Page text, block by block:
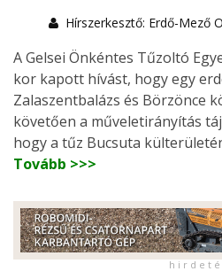
Hírszerkesztő: Erdő-Mező
A Gelsei Önkéntes Tűzoltó
kor kapott hívást, hogy egy
Zalaszentbalázs és Börzönce
követően a műveletirányítás
hogy a tűz Bucsuta
Tovább >>>
h i r d e t é